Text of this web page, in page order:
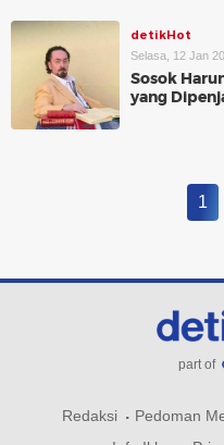
detikHot
Selasa, 12 Jan
Sosok
yang
1
part of
Redaksi Pedoman